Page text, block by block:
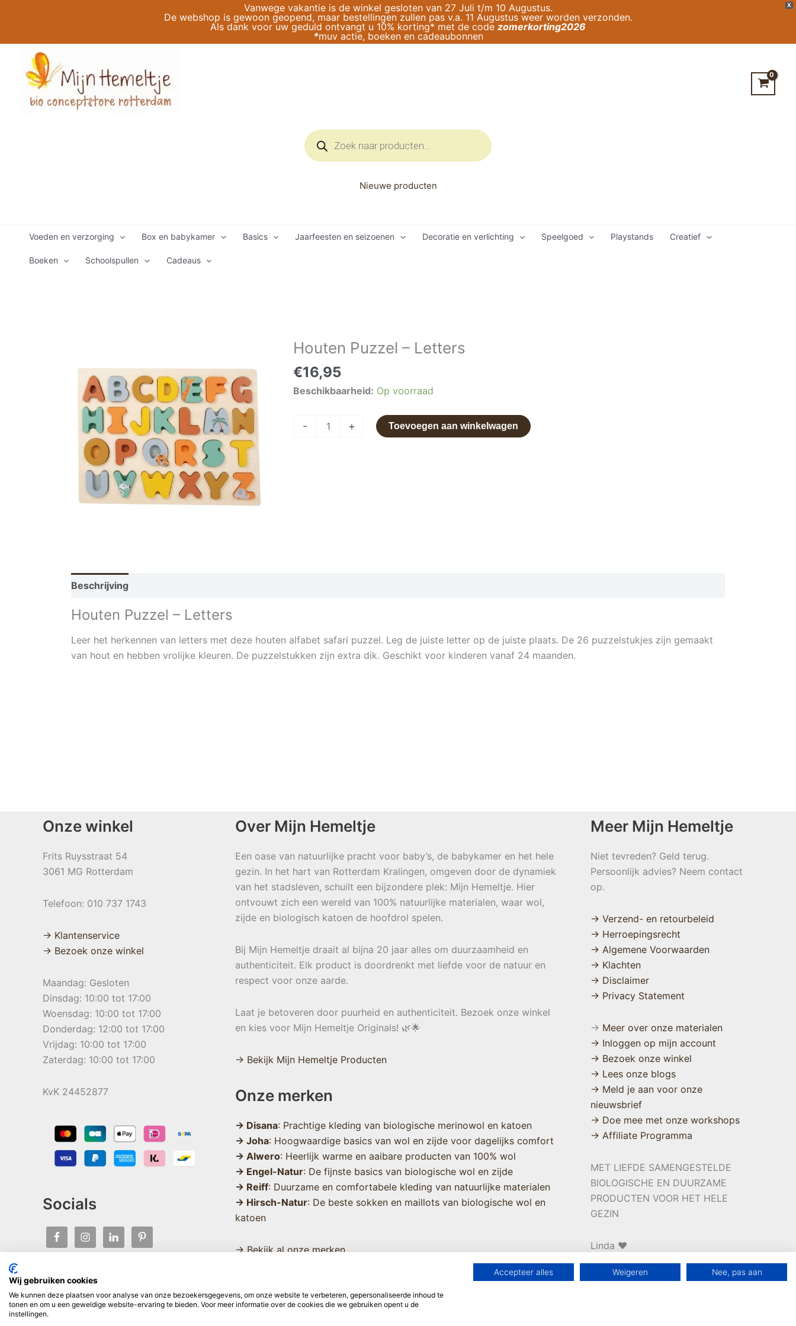
X
Vanwege vakantie is de winkel gesloten van 27 Juli t/m 10 Augustus.
De webshop is gewoon geopend, maar bestellingen zullen pas v.a. 11 Augustus weer worden verzonden.
Als dank voor uw geduld ontvangt u 10% korting* met de code zomerkorting2026
*muv actie, boeken en cadeaubonnen
Producten
zoeken
Nieuwe producten
Voeden en verzorging Box en babykamer Basics Jaarfeesten en seizoenen Decoratie en verlichting Speelgoed Playstands Creatief
Boeken Schoolspullen Cadeaus
Houten Puzzel – Letters
€16,95
Beschikbaarheid: Op voorraad
-
Houten
-
Letters
+ Toevoegen aan winkelwagen
Beschrijving
Houten Puzzel – Letters
Leer het herkennen van letters met deze houten alfabet safari puzzel. Leg de juiste letter op de juiste plaats. De 26 puzzelstukjes zijn gemaakt
van hout en hebben vrolijke kleuren. De puzzelstukken zijn extra dik. Geschikt voor kinderen vanaf 24 maanden.
Onze winkel
Frits Ruysstraat 54
3061 MG Rotterdam
Telefoon: 010 737 1743
→ Klantenservice
→ Bezoek onze winkel
Maandag: Gesloten
Dinsdag: 10:00 tot 17:00
Woensdag: 10:00 tot 17:00
Donderdag: 12:00 tot 17:00
Vrijdag: 10:00 tot 17:00
Zaterdag: 10:00 tot 17:00
KvK 24452877
Socials
Over Mijn Hemeltje
Een oase van natuurlijke pracht voor baby’s, de babykamer en het hele
gezin. In het hart van Rotterdam Kralingen, omgeven door de dynamiek
van het stadsleven, schuilt een bijzondere plek: Mijn Hemeltje. Hier
ontvouwt zich een wereld van 100% natuurlijke materialen, waar wol,
zijde en biologisch katoen de hoofdrol spelen.
Bij Mijn Hemeltje draait al bijna 20 jaar alles om duurzaamheid en
authenticiteit. Elk product is doordrenkt met liefde voor de natuur en
respect voor onze aarde.
Laat je betoveren door puurheid en authenticiteit. Bezoek onze winkel
en kies voor Mijn Hemeltje Originals! 🌿🌟
→ Bekijk Mijn Hemeltje Producten
Onze merken
→ Disana: Prachtige kleding van biologische merinowol en katoen
→ Joha: Hoogwaardige basics van wol en zijde voor dagelijks comfort
→ Alwero: Heerlijk warme en aaibare producten van 100% wol
→ Engel-Natur: De fijnste basics van biologische wol en zijde
→ Reiff: Duurzame en comfortabele kleding van natuurlijke materialen
→ Hirsch-Natur: De beste sokken en maillots van biologische wol en
katoen
→ Bekijk al onze merken
Meer Mijn Hemeltje
Niet tevreden? Geld terug.
Persoonlijk advies? Neem contact
op.
→ Verzend- en retourbeleid
→ Herroepingsrecht
→ Algemene Voorwaarden
→ Klachten
→ Disclaimer
→ Privacy Statement
→ Meer over onze materialen
→ Inloggen op mijn account
→ Bezoek onze winkel
→ Lees onze blogs
→ Meld je aan voor onze
nieuwsbrief
→ Doe mee met onze workshops
→ Affiliate Programma
MET LIEFDE SAMENGESTELDE
BIOLOGISCHE EN DUURZAME
PRODUCTEN VOOR HET HELE
GEZIN
Linda ❤️
Wij gebruiken cookies
We kunnen deze plaatsen voor analyse van onze bezoekersgegevens, om onze website te verbeteren, gepersonaliseerde inhoud te
tonen en om u een geweldige website-ervaring te bieden. Voor meer informatie over de cookies die we gebruiken opent u de
instellingen.
Accepteer alles Weigeren Nee, pas aan